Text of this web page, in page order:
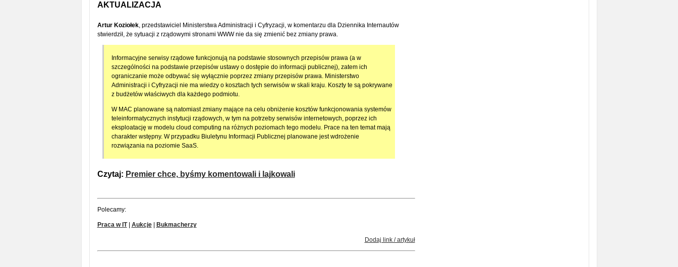
AKTUALIZACJA
Artur Koziołek, przedstawiciel Ministerstwa Administracji i Cyfryzacji, w komentarzu dla Dziennika Internautów
stwierdził, że sytuacji z rządowymi stronami WWW nie da się zmienić bez zmiany prawa.
Informacyjne serwisy rządowe funkcjonują na podstawie stosownych przepisów prawa (a w
szczególności na podstawie przepisów ustawy o dostępie do informacji publicznej), zatem ich
ograniczanie może odbywać się wyłącznie poprzez zmiany przepisów prawa. Ministerstwo
Administracji i Cyfryzacji nie ma wiedzy o kosztach tych serwisów w skali kraju. Koszty te są pokrywane
z budżetów właściwych dla każdego podmiotu.
W MAC planowane są natomiast zmiany mające na celu obniżenie kosztów funkcjonowania systemów
teleinformatycznych instytucji rządowych, w tym na potrzeby serwisów internetowych, poprzez ich
eksploatację w modelu cloud computing na różnych poziomach tego modelu. Prace na ten temat mają
charakter wstępny. W przypadku Biuletynu Informacji Publicznej planowane jest wdrożenie
rozwiązania na poziomie SaaS.
Czytaj: Premier chce, byśmy komentowali i lajkowali
Polecamy:
Praca w IT| Aukcje| Bukmacherzy
Dodaj link / artykuł